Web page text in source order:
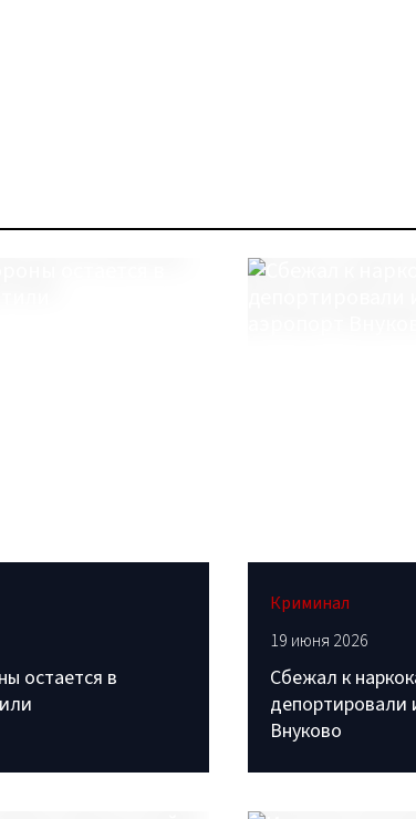
остается в
Криминал
19 июня 2026
Сбежал к
депортировали
Внуково